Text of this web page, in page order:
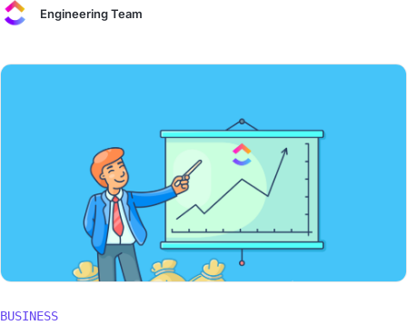
Engineering Team
BUSINESS